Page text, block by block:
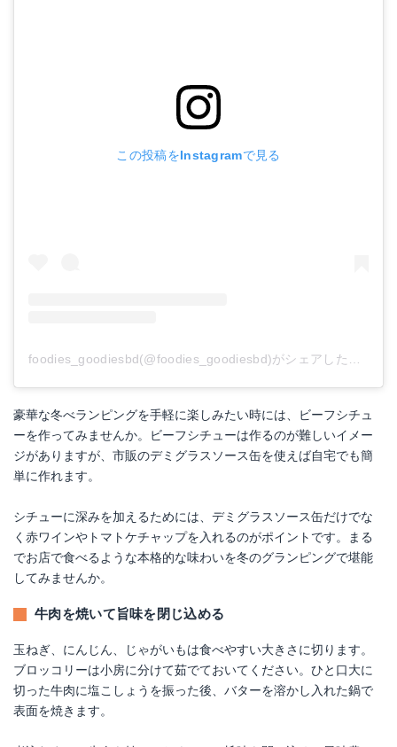
この投稿をInstagramで見る
foodies_goodiesbd(@foodies_goodiesbd)がシェアした投稿
豪華な冬べランピングを手軽に楽しみたい時には、ビーフシチュ
ーを作ってみませんか。ビーフシチューは作るのが難しいイメー
ジがありますが、市販のデミグラスソース缶を使えば自宅でも簡
単に作れます。
シチューに深みを加えるためには、デミグラスソース缶だけでな
く赤ワインやトマトケチャップを入れるのがポイントです。まる
でお店で食べるような本格的な味わいを冬のグランピングで堪能
してみませんか。
牛肉を焼いて旨味を閉じ込める
玉ねぎ、にんじん、じゃがいもは食べやすい大きさに切ります。
ブロッコリーは小房に分けて茹でておいてください。ひと口大に
切った牛肉に塩こしょうを振った後、バターを溶かし入れた鍋で
表面を焼きます。